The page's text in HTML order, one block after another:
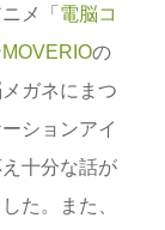
メ「電脳コ
MOVERIOの
ガネにまつ
ションアイ
十分な話が
た。また、